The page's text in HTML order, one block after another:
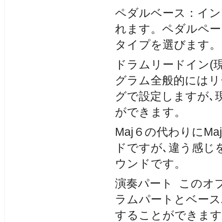
ペダルベース：イ
れます。ペダルペ
タイプを選びます。
ドラムリードイン(
グラム全般的には
グで設定しますが､
ができます。
Maj６の代わりに
ドですが､違う感
ウンドです。
演奏パート このオ
ラムパートとベー
することができま